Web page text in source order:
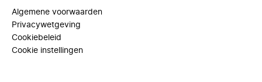
Algemene voorwaarden
Privacywetgeving
Cookiebeleid
Cookie instellingen